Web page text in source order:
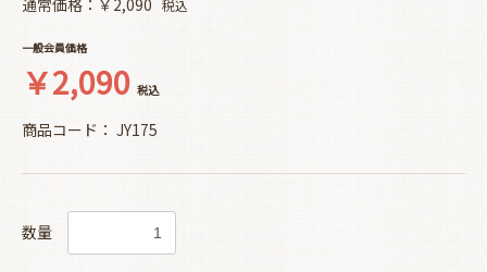
税込
一般会員価格
￥2,090 税込
商品コード： JY175
数量